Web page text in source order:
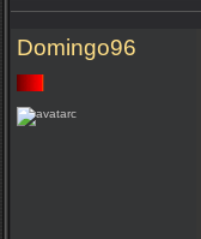
Domingo96